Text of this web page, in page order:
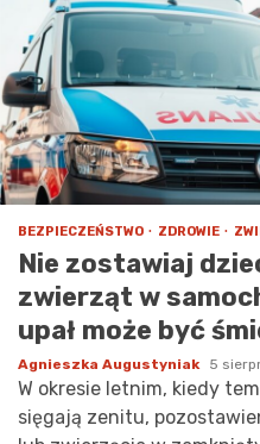
BEZPIECZEŃSTWO ZDROWIE
Nie zostawiaj
zwierząt w
upał może być
Agnieszka Augustyniak 5
W okresie letnim, kiedy
sięgają zenitu,